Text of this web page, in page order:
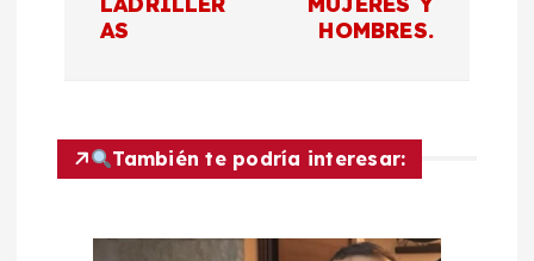
ó
AS
HOMBRES.
También te podría interesar: